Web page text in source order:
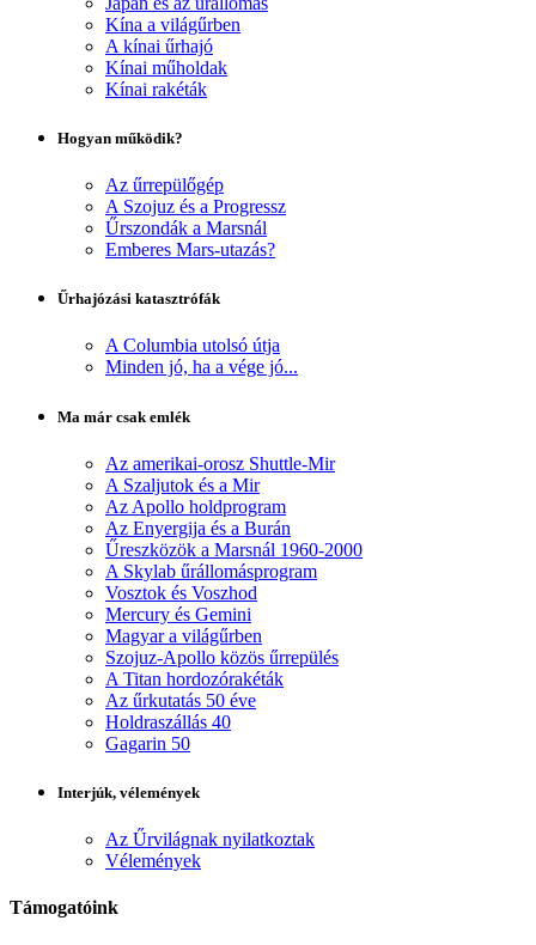
Kína a világűrben
A kínai űrhajó
Kínai műholdak
Kínai rakéták
Hogyan működik?
Az űrrepülőgép
A Szojuz és a Progressz
Űrszondák a Marsnál
Emberes Mars-utazás?
Űrhajózási katasztrófák
A Columbia utolsó útja
Minden jó, ha a vége jó...
Ma már csak emlék
Az amerikai-orosz Shuttle-Mir
A Szaljutok és a Mir
Az Apollo holdprogram
Az Enyergija és a Burán
Űreszközök a Marsnál 1960-2000
A Skylab űrállomásprogram
Vosztok és Voszhod
Mercury és Gemini
Magyar a világűrben
Szojuz-Apollo közös űrrepülés
A Titan hordozórakéták
Az űrkutatás 50 éve
Holdraszállás 40
Gagarin 50
Interjúk, vélemények
Az Űrvilágnak nyilatkoztak
Vélemények
Támogatóink